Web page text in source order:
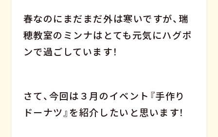
春なのにまだまだ外は寒いですが、瑞
穂教室のミンナはとても元気にハグポ
ンで過ごしています！
さて、今回は３月のイベント『手作り
ドーナツ』を紹介したいと思います！